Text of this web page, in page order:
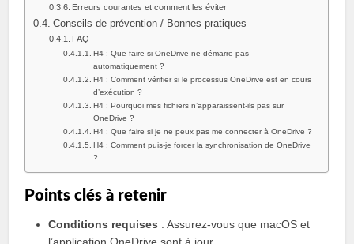
Erreurs courantes et comment les éviter
Conseils de prévention / Bonnes pratiques
FAQ
H4 : Que faire si OneDrive ne démarre pas
automatiquement ?
H4 : Comment vérifier si le processus OneDrive est en cours
d’exécution ?
H4 : Pourquoi mes fichiers n’apparaissent-ils pas sur
OneDrive ?
H4 : Que faire si je ne peux pas me connecter à OneDrive ?
H4 : Comment puis-je forcer la synchronisation de OneDrive
?
Points clés à retenir
Conditions requises : Assurez-vous que macOS et
l’application OneDrive sont à jour.